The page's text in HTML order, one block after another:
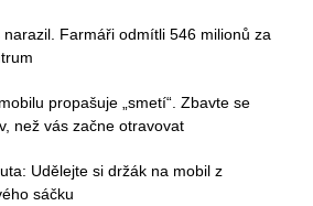
Farmáři odmítli 546 milionů za
propašuje „smetí“. Zbavte se
než vás začne otravovat
Udělejte si držák na mobil z
sáčku